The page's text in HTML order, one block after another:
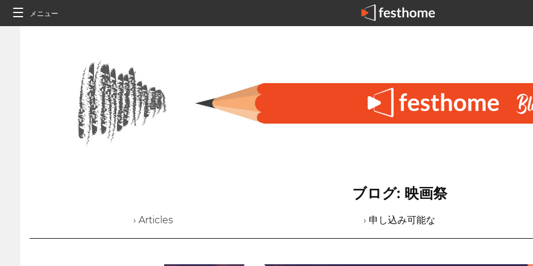
メニュー
ブログ: 映画祭
› Articles › 申し込み可能な